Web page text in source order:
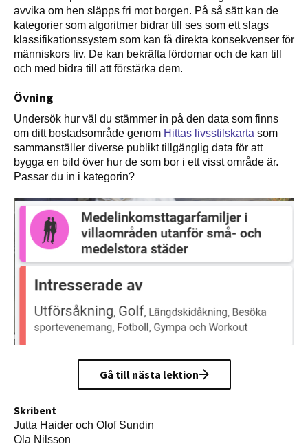
Skribent
Jutta Haider och Olof Sundin
Ola Nilsson
avvika om hen släpps fri mot borgen. På så sätt kan de
kategorier som algoritmer bidrar till ses som ett slags
klassifikationssystem som kan få direkta konsekvenser för
människors liv. De kan bekräfta fördomar och de kan till
och med bidra till att förstärka dem.
Övning
Undersök hur väl du stämmer in på den data som finns
om ditt bostadsområde genom Hittas livsstilskarta som
sammanställer diverse publikt tillgänglig data för att
bygga en bild över hur de som bor i ett visst område är.
Passar du in i kategorin?
Gå till nästa lektion